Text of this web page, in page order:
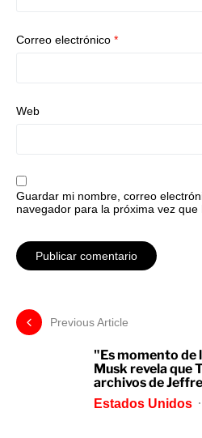
Correo electrónico *
Web
Guardar mi nombre, correo
navegador para la próxima vez que
Previous Article
"Es momento de
Musk revela que
archivos de
Estados Unidos